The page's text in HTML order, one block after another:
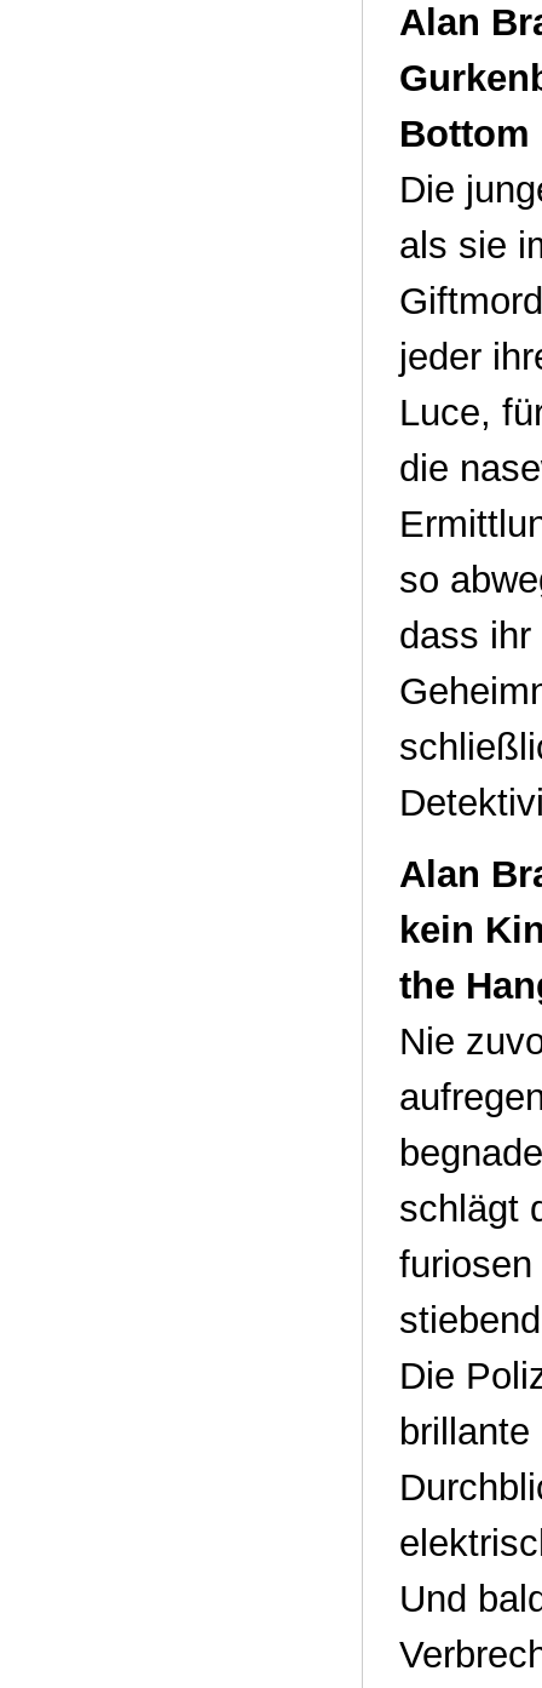
Alan
Bottom
Die
als sie
jeder
Luce,
die
so
dass
Alan
kein
the
Nie
schlägt
Die
Und